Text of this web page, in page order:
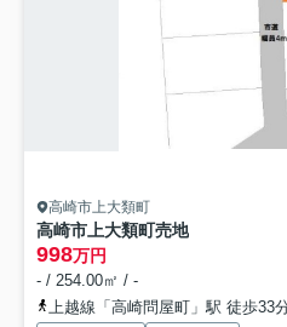
高崎市上大類町
高崎市上大類町売地
998万円
- / 254.00㎡ / -
上越線「高崎問屋町」駅 徒歩33